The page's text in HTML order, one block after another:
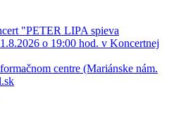
"PETER LIPA spieva
o 19:00 hod. v Koncertnej
centre (Mariánske nám.